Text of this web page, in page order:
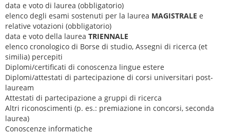
data e voto di laurea (obbligatorio)
elenco degli esami sostenuti per la laurea MAGISTRALE e
relative votazioni (obbligatorio)
data e voto della laurea TRIENNALE
elenco cronologico di Borse di studio, Assegni di ricerca (et
similia) percepiti
Diplomi/certificati di conoscenza lingue estere
Diplomi/attestati di partecipazione di corsi universitari post-
lauream
Attestati di partecipazione a gruppi di ricerca
Altri riconoscimenti (p. es.: premiazione in concorsi, seconda
laurea)
Conoscenze informatiche